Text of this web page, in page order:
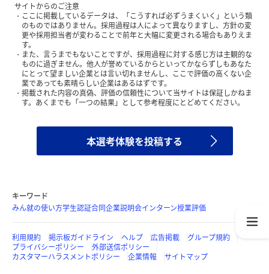
サイトからのご注意
ここに掲載しているデータは、「こうすれば必ずうまくいく」という類
のものではありません。採用過程は人によって異なりますし、方針の変
更や採用担当者が変わることで前年と大幅に変更される場合もありえま
す。
また、言うまでもないことですが、採用過程に対する感じ方は主観的な
ものに過ぎません。他人が誉めているからといってかならずしもあなた
にとって望ましい企業とは言い切れませんし、ここで評価の高くない企
業であっても素晴らしい企業はあるはずです。
掲載された内容の真偽、評価の信頼性について当サイトは保証しかねま
す。あくまでも「一つの結果」として参考程度にとどめてください。
本選考体験を投稿する
キーワード
みん就の使い方学生認証合同企業説明会インターン授業評価
利用規約 掲示板ガイドライン ヘルプ 広告掲載
グループ規約
プライバシーポリシー
外部送信ポリシー
カスタマーハラスメントポリシー
企業情報 サイトマップ